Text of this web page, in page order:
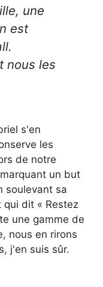
une
est
nous les
s'en
les
de notre
un but
soulevant sa
dit « Restez
une gamme de
nous en rirons
j'en suis sûr.